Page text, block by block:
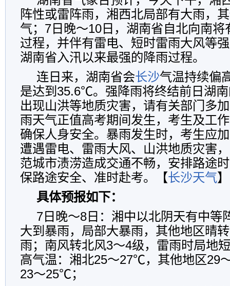
阵性或雷阵雨，湘西北局部有大雨，
气；7日晚～10日，湖南省自北向南将
过程，并伴有雷电、短时雷雨大风等
湖南省入汛以来最强的降雨过程。
连日来，湖南省会长沙气温持续偏
是达到35.6℃。强降雨将终结前日湖
出现山洪等地质灾害，请有关部门多
雨天气正值高考期间发生，考生及工
确保人身安全。暴雨发生时，考生应
遭遇雷电、雷雨大风、山洪地质灾害
范城市渍涝造成交通不畅，安排路途
保路途安全、准时赴考。【长沙天气】
具体预报如下：
7日晚～8日：湘中以北阴天有中等
大到暴雨，局部大暴雨，其他地区晴
雨；南风转北风3～4级，雷雨时局地
高气温：湘北25～27℃，其他地区29
23～25℃；